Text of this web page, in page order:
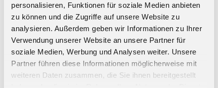
personalisieren, Funktionen für soziale Medien anbieten
zu können und die Zugriffe auf unsere Website zu
analysieren. Außerdem geben wir Informationen zu Ihrer
Verwendung unserer Website an unsere Partner für
soziale Medien, Werbung und Analysen weiter. Unsere
Partner führen diese Informationen möglicherweise mit
weiteren Daten zusammen, die Sie ihnen bereitgestellt